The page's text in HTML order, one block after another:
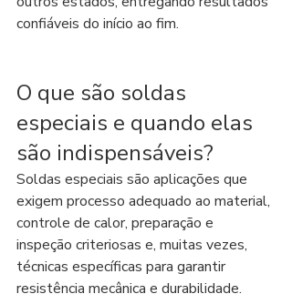
confiáveis do início ao fim.
O que são soldas
especiais e quando elas
são indispensáveis?
Soldas especiais são aplicações que
exigem processo adequado ao material,
controle de calor, preparação e
inspeção criteriosas e, muitas vezes,
técnicas específicas para garantir
resistência mecânica e durabilidade.